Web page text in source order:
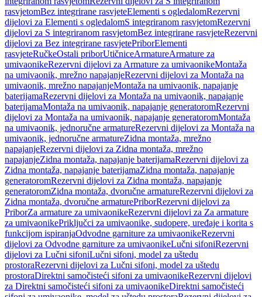
rasvjetomBez integrirane rasvjeteElementi s ogledalomRezervni
dijelovi za Elementi s ogledalomS integriranom rasvjetomRezervni
dijelovi za S integriranom rasvjetomBez integrirane rasvjeteRezervni
dijelovi za Bez integrirane rasvjetePriborElementi
rasvjeteRučkeOstali priborUtičniceArmatureArmature za
umivaonikeRezervni dijelovi za Armature za umivaonikeMontaža
na umivaonik, mrežno napajanjeRezervni dijelovi za Montaža na
umivaonik, mrežno napajanjeMontaža na umivaonik, napajanje
baterijamaRezervni dijelovi za Montaža na umivaonik, napajanje
baterijamaMontaža na umivaonik, napajanje generatoromRezervni
dijelovi za Montaža na umivaonik, napajanje generatoromMontaža
na umivaonik, jednoručne armatureRezervni dijelovi za Montaža na
umivaonik, jednoručne armatureZidna montaža, mrežno
napajanjeRezervni dijelovi za Zidna montaža, mrežno
napajanjeZidna montaža, napajanje baterijamaRezervni dijelovi za
Zidna montaža, napajanje baterijamaZidna montaža, napajanje
generatoromRezervni dijelovi za Zidna montaža, napajanje
generatoromZidna montaža, dvoručne armatureRezervni dijelovi za
Zidna montaža, dvoručne armaturePriborRezervni dijelovi za
PriborZa armature za umivaonikeRezervni dijelovi za Za armature
za umivaonikePriključci za umivaonike, sudopere, uređaje i korita s
funkcijom ispiranjaOdvodne garniture za umivaonikeRezervni
dijelovi za Odvodne garniture za umivaonikeLučni sifoniRezervni
dijelovi za Lučni sifoniLučni sifoni, model za uštedu
prostoraRezervni dijelovi za Lučni sifoni, model za uštedu
prostoraDirektni samočisteći sifoni za umivaonikeRezervni dijelovi
za Direktni samočisteći sifoni za umivaonikeDirektni samočisteći